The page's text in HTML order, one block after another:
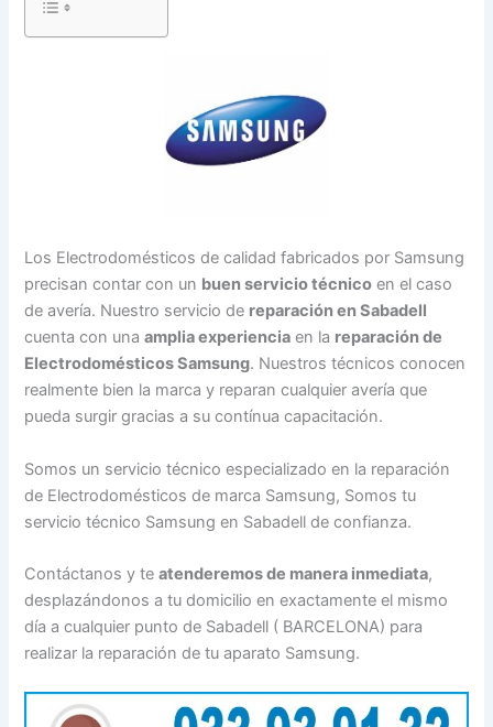
Los Electrodomésticos de calidad fabricados por Samsung
precisan contar con un buen servicio técnico en el caso
de avería. Nuestro servicio de reparación en Sabadell
cuenta con unaamplia experiencia en la reparación de
Electrodomésticos Samsung. Nuestros técnicos conocen
realmente bien la marca y reparan cualquier avería que
pueda surgir gracias a su contínua capacitación.
Somos un servicio técnico especializado en la reparación
de Electrodomésticos de marca Samsung, Somos tu
servicio técnico Samsung en Sabadell de confianza.
Contáctanos y teatenderemos de manera inmediata,
desplazándonos a tu domicilio en exactamente el mismo
día a cualquier punto de Sabadell ( BARCELONA) para
realizar la reparación de tu aparato Samsung.